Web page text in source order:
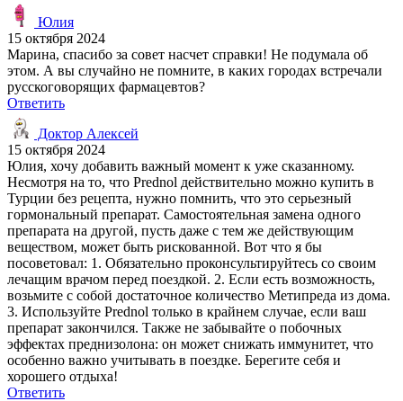
Юлия
15 октября 2024
Марина, спасибо за совет насчет справки! Не подумала об
этом. А вы случайно не помните, в каких городах встречали
русскоговорящих фармацевтов?
Ответить
Доктор Алексей
15 октября 2024
Юлия, хочу добавить важный момент к уже сказанному.
Несмотря на то, что Prednol действительно можно купить в
Турции без рецепта, нужно помнить, что это серьезный
гормональный препарат. Самостоятельная замена одного
препарата на другой, пусть даже с тем же действующим
веществом, может быть рискованной. Вот что я бы
посоветовал: 1. Обязательно проконсультируйтесь со своим
лечащим врачом перед поездкой. 2. Если есть возможность,
возьмите с собой достаточное количество Метипреда из дома.
3. Используйте Prednol только в крайнем случае, если ваш
препарат закончился. Также не забывайте о побочных
эффектах преднизолона: он может снижать иммунитет, что
особенно важно учитывать в поездке. Берегите себя и
хорошего отдыха!
Ответить